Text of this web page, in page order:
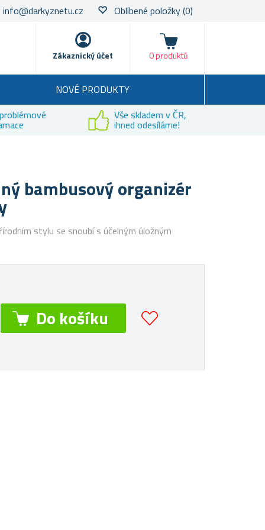
info@darkyznetu.cz Oblíbené položky(0)
Zákaznický účet
Nákupní košík
0 produktů
NOVÉ PRODUKTY
Vše skladem v ČR,
ihned odesíláme!
bambusový organizér
stylu se snoubí s účelným úložným